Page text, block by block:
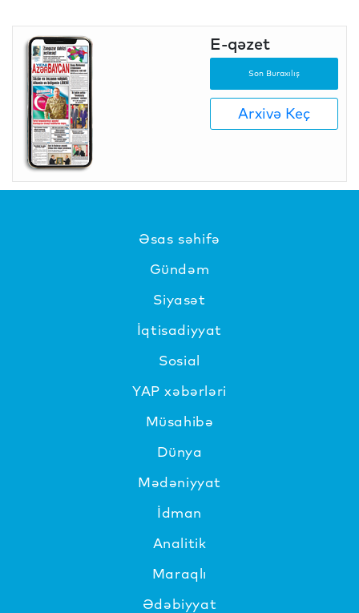
E-qəzet
Son Buraxılış
Arxivə Keç
Əsas səhifə
Gündəm
Siyasət
İqtisadiyyat
Sosial
YAP xəbərləri
Müsahibə
Dünya
Mədəniyyat
İdman
Analitik
Maraqlı
Ədəbiyyat